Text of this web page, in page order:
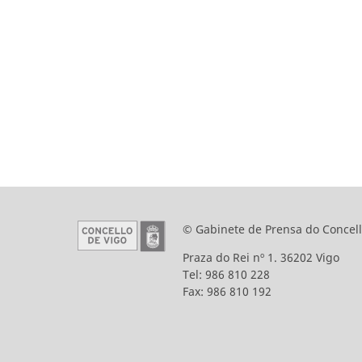
© Gabinete de Prensa do
Praza do Rei nº 1. 36202 Vigo
Tel: 986 810 228
Fax: 986 810 192